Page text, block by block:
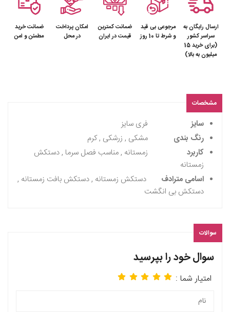
ارسال رایگان به
سراسر کشور
(برای خرید 15
میلیون به بالا)
مرجوعی بی قید
و شرط تا 10 روز
ضمانت کمترین
قیمت در ایران
امکان پرداخت
در محل
ضمانت خرید
مطمئن و امن
مشخصات
سایز
فری سایز
رنگ بندی
مشکی , زرشکی , کرم
کاربرد
زمستانه , مناسب فصل سرما , دستکش
زمستانه
اسامی مترادف
دستکش زمستانه , دستکش بافت زمستانه ,
دستکش بی انگشت
سوالات
سوال خود را بپرسید
امتیار شما :